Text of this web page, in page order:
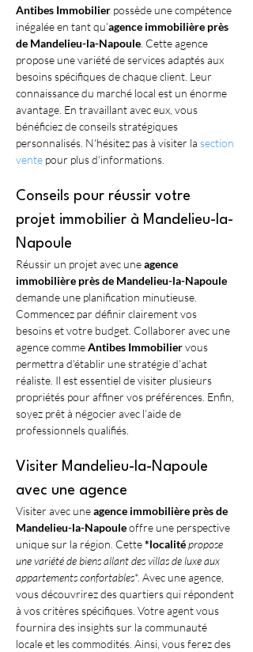
Antibes Immobilier possède une compétence
inégalée en tant qu’agence immobilière près
de Mandelieu-la-Napoule . Cette agence
propose une variété de services adaptés aux
besoins spécifiques de chaque client. Leur
connaissance du marché local est un énorme
avantage. En travaillant avec eux, vous
bénéficiez de conseils stratégiques
personnalisés. N'hésitez pas à visiter la section
vente pour plus d'informations.
Conseils pour réussir votre
projet immobilier à Mandelieu-la-
Napoule
Réussir un projet avec une agence
immobilière près de Mandelieu-la-Napoule
demande une planification minutieuse.
Commencez par définir clairement vos
besoins et votre budget. Collaborer avec une
agence comme Antibes Immobilier vous
permettra d'établir une stratégie d’achat
réaliste. Il est essentiel de visiter plusieurs
propriétés pour affiner vos préférences. Enfin,
soyez prêt à négocier avec l’aide de
professionnels qualifiés.
Visiter Mandelieu-la-Napoule
avec une agence
Visiter avec une agence immobilière près de
Mandelieu-la-Napoule offre une perspective
unique sur la région. Cette *localité propose
une variété de biens allant des villas de luxe aux
appartements confortables*. Avec une agence,
vous découvrirez des quartiers qui répondent
à vos critères spécifiques. Votre agent vous
fournira des insights sur la communauté
locale et les commodités. Ainsi, vous ferez des